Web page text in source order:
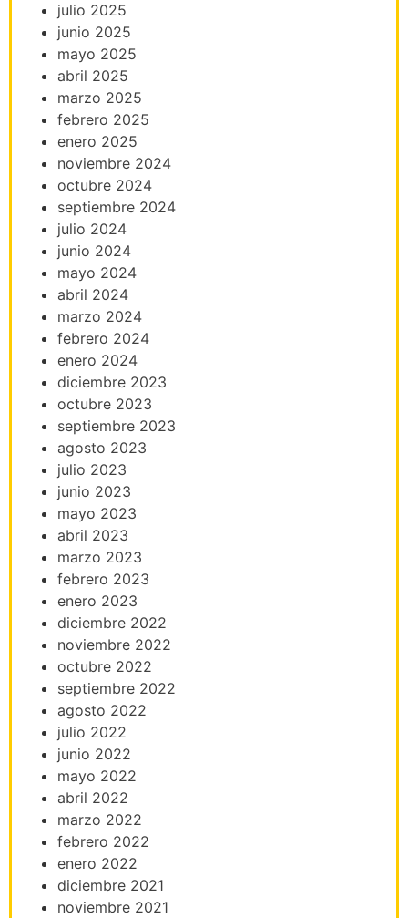
julio 2025
junio 2025
mayo 2025
abril 2025
marzo 2025
febrero 2025
enero 2025
noviembre 2024
octubre 2024
septiembre 2024
julio 2024
junio 2024
mayo 2024
abril 2024
marzo 2024
febrero 2024
enero 2024
diciembre 2023
octubre 2023
septiembre 2023
agosto 2023
julio 2023
junio 2023
mayo 2023
abril 2023
marzo 2023
febrero 2023
enero 2023
diciembre 2022
noviembre 2022
octubre 2022
septiembre 2022
agosto 2022
julio 2022
junio 2022
mayo 2022
abril 2022
marzo 2022
febrero 2022
enero 2022
diciembre 2021
noviembre 2021